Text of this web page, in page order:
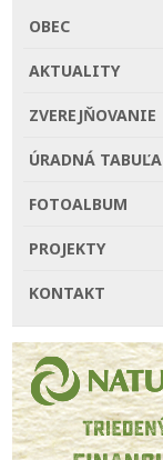
OBEC
AKTUALITY
ZVEREJŇOVANIE
ÚRADNÁ TABUĽA
FOTOALBUM
PROJEKTY
KONTAKT